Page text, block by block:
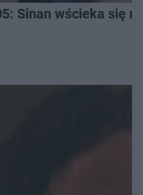
Sinan wścieka się